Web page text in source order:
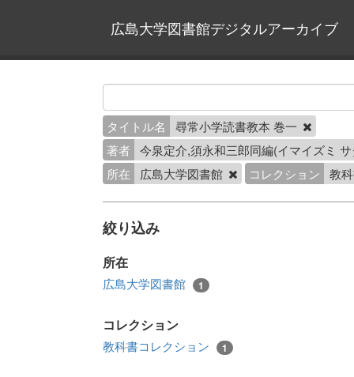
広島大学図書館デジタルアーカイブ
タイトル名
尋常小学読書教本 巻一
著者
今泉定介,須永和三郎同編(イマイズミ
所在
広島大学図書館 コレクション 教
絞り込み
所在
広島大学図書館 1
コレクション
教科書コレクション 1